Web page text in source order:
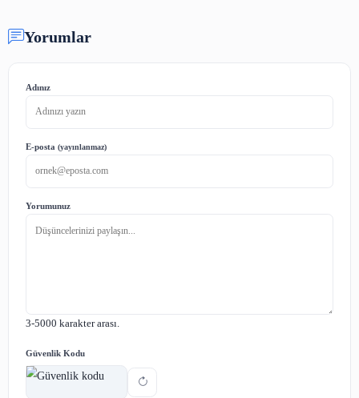
Dijital arşivlerdeki fotoğraf, video ve ses kayıtlarının
kılmakla sınırlı değildir. Aynı zamanda, bu
paylaşılması da önemlidir. Özellikle, kültürel mirasın
Sonuç olarak, dijital arşivlerdeki fotoğraf, video ve ses
korunması ve erişimi, geleneksel arşivlerden farklı bir
da kültürel mirasın korunması açısından büyük
taşımaktadır. Dijital arşivlerin yönetimi konusunda
çalışma yapılması ve geliştirilmesi, gelecekte daha iyi